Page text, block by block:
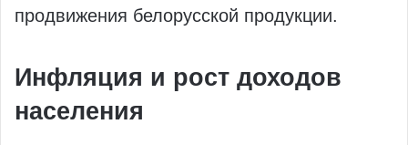
продвижения белорусской продукции.
Инфляция и рост доходов
населения